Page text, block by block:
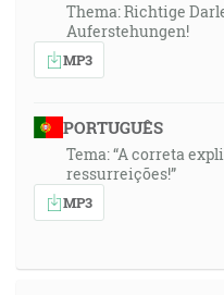
Thema: Richtige
Auferstehungen!
MP3
PORTUGUÊS
Tema: “A correta
ressurreições!”
MP3